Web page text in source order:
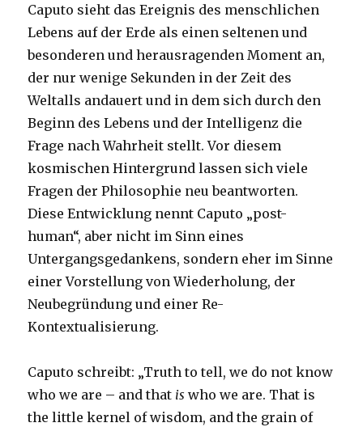
Caputo sieht das Ereignis des menschlichen
Lebens auf der Erde als einen seltenen und
besonderen und herausragenden Moment an,
der nur wenige Sekunden in der Zeit des
Weltalls andauert und in dem sich durch den
Beginn des Lebens und der Intelligenz die
Frage nach Wahrheit stellt. Vor diesem
kosmischen Hintergrund lassen sich viele
Fragen der Philosophie neu beantworten.
Diese Entwicklung nennt Caputo „post-
human“, aber nicht im Sinn eines
Untergangsgedankens, sondern eher im Sinne
einer Vorstellung von Wiederholung, der
Neubegründung und einer Re-
Kontextualisierung.
Caputo schreibt: „Truth to tell, we do not know
who we are – and that is who we are. That is
the little kernel of wisdom, and the grain of